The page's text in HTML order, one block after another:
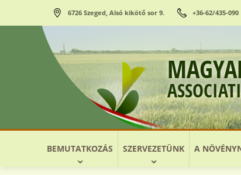
6726 Szeged, Alsó kikötő sor 9. +36-62/435-090
BEMUTATKOZÁS SZERVEZETÜNK A